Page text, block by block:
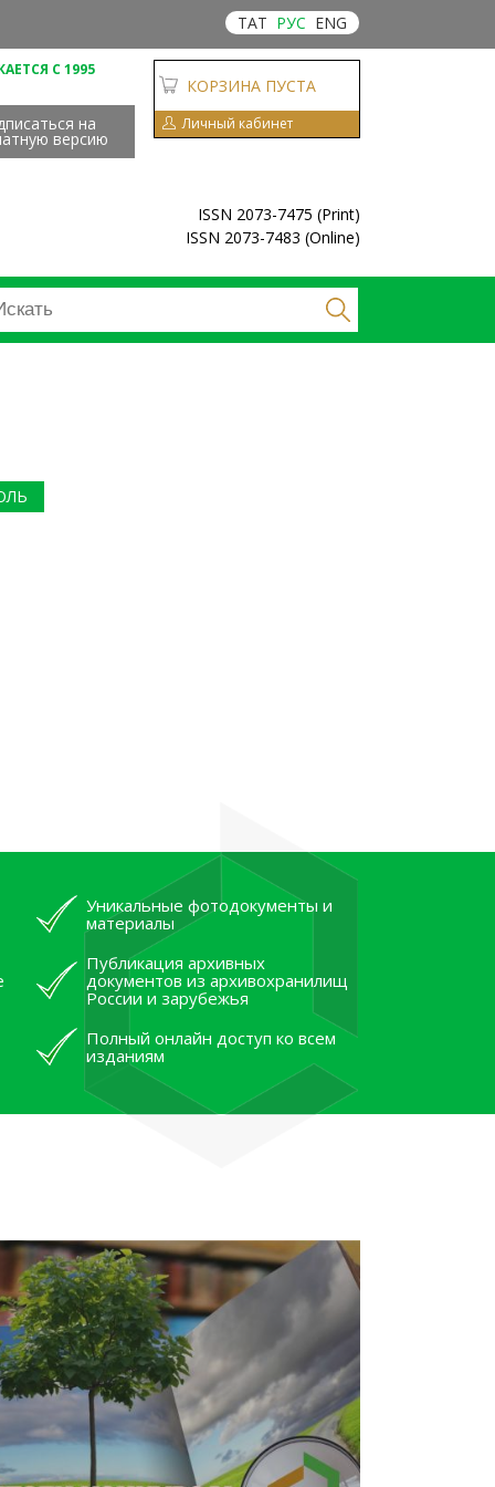
ТАТ РУС ENG
С 1995
на
версию
КОРЗИНА ПУСТА
Личный кабинет
ISSN 2073-7475 (Print)
ISSN 2073-7483 (Online)
Уникальные фотодокументы и
материалы
Публикация архивных
документов из архивохранилищ
России и зарубежья
Полный онлайн доступ ко всем
изданиям
рассказали об архивных